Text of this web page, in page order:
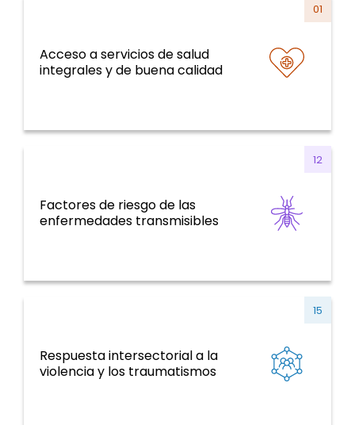
Acceso a servicios de salud
integrales y de buena calidad
01
Sistemas y servicios de salud y curso de la
vida
Factores de riesgo de las
enfermedades transmisibles
12
Enfermedades Transmisibles
Respuesta intersectorial a la
violencia y los traumatismos
15
ENT y factores de riesgo, salud mental,
violencia y traumatismo